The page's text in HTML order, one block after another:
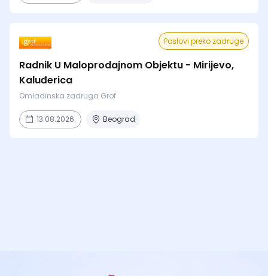
Poslovi preko zadruge
Radnik U Maloprodajnom Objektu - Mirijevo,
Kaluđerica
Omladinska zadruga Grof
13.08.2026. Beograd